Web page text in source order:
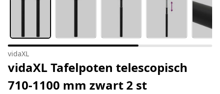
vidaXL
vidaXL Tafelpoten telescopisch
710-1100 mm zwart 2 st